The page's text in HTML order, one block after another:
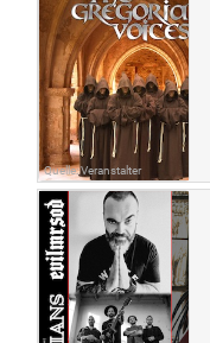
Quelle: Veranstalter